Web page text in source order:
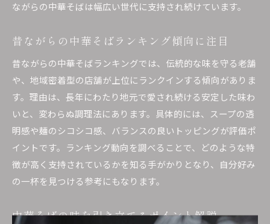
ながらの中華そばは幅広い世代に支持され続けています。
昔ながらの中華そばランキング傾向に注目
昔ながらの中華そばランキングでは、伝統的な味を守る老舗
や、地域密着型の店舗が上位にランクインする傾向がありま
す。理由は、長年にわたり地元で愛され続ける安定した味わ
いと、変わらぬ調理法にあります。具体的には、スープの透
明感や麺のシコシコ感、バランスの良いトッピングが評価ポ
イントです。ランキング動向を調べることで、どのような特
徴が高く支持されているかを知る手がかりとなり、自分好み
の一杯を見つける参考にもなります。
中華そばの味を引き立てるポイント解説